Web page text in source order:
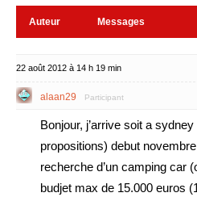
Auteur Messages
22 août 2012 à 14 h 19 min
alaan29 Participant
Bonjour, j’arrive soit a
propositions) debut
recherche d’un camping car
budjet max de 15.000 euros